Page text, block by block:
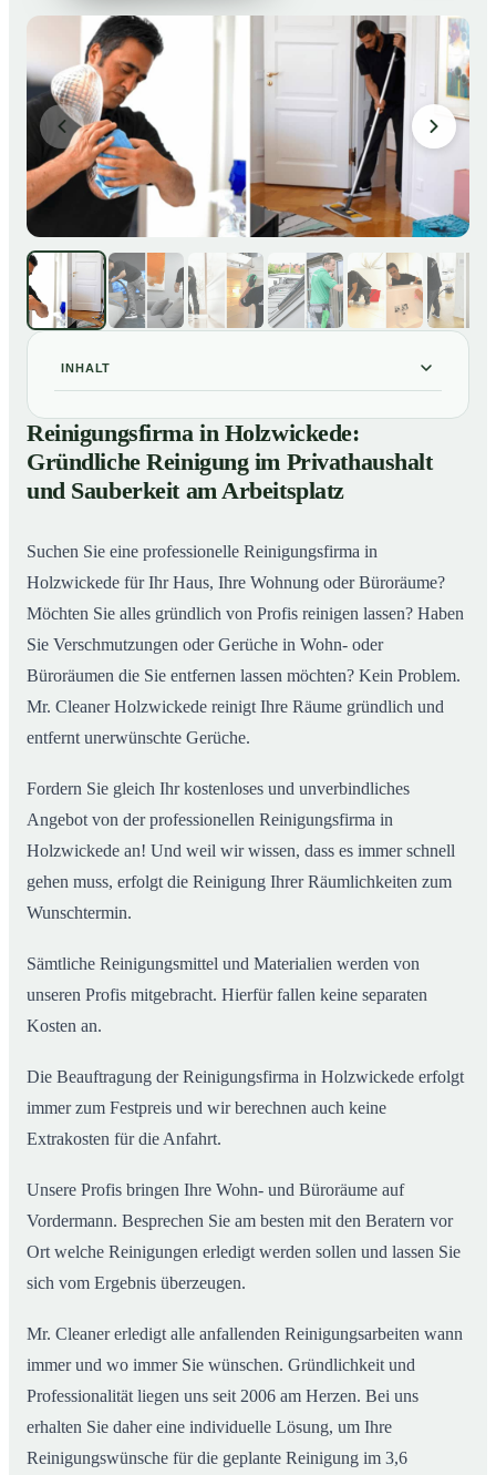
INHALT
01Reinigungsfirma in Holzwickede: Gründliche Reinigung
im Privathaushalt und Sauberkeit am Arbeitsplatz
02So arbeitet eine Reinigungsfirma in Holzwickede
Reinigungsfirma in Holzwickede:
Gründliche Reinigung im Privathaushalt
und Sauberkeit am Arbeitsplatz
Suchen Sie eine professionelle Reinigungsfirma in
Holzwickede für Ihr Haus, Ihre Wohnung oder Büroräume?
Möchten Sie alles gründlich von Profis reinigen lassen? Haben
Sie Verschmutzungen oder Gerüche in Wohn- oder
Büroräumen die Sie entfernen lassen möchten? Kein Problem.
Mr. Cleaner Holzwickede reinigt Ihre Räume gründlich und
entfernt unerwünschte Gerüche.
Fordern Sie gleich Ihr kostenloses und unverbindliches
Angebot von der professionellen Reinigungsfirma in
Holzwickede an! Und weil wir wissen, dass es immer schnell
gehen muss, erfolgt die Reinigung Ihrer Räumlichkeiten zum
Wunschtermin.
Sämtliche Reinigungsmittel und Materialien werden von
unseren Profis mitgebracht. Hierfür fallen keine separaten
Kosten an.
Die Beauftragung der Reinigungsfirma in Holzwickede erfolgt
immer zum Festpreis und wir berechnen auch keine
Extrakosten für die Anfahrt.
Unsere Profis bringen Ihre Wohn- und Büroräume auf
Vordermann. Besprechen Sie am besten mit den Beratern vor
Ort welche Reinigungen erledigt werden sollen und lassen Sie
sich vom Ergebnis überzeugen.
Mr. Cleaner erledigt alle anfallenden Reinigungsarbeiten wann
immer und wo immer Sie wünschen. Gründlichkeit und
Professionalität liegen uns seit 2006 am Herzen. Bei uns
erhalten Sie daher eine individuelle Lösung, um Ihre
Reinigungswünsche für die geplante Reinigung im 3,6